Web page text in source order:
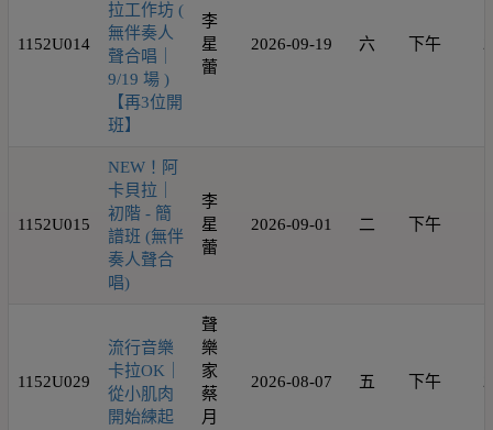
1152U014
拉工作坊 (
無伴奏人
聲合唱｜
9/19 場 )
【再3位開
班】
李
星
蕾
2026-09-19 六 下午 2
1152U015
NEW！阿
卡貝拉｜
初階 - 簡
譜班 (無伴
奏人聲合
唱)
李
星
蕾
2026-09-01 二 下午
1152U029
流行音樂
卡拉OK｜
從小肌肉
開始練起
聲
樂
家
蔡
月
2026-08-07 五 下午